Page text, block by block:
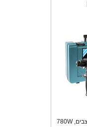
מקצועי, 24 מ"מ, 3 מצבים, 780W